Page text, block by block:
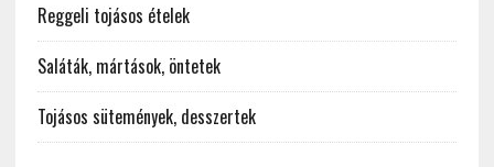
Reggeli tojásos ételek
Saláták, mártások, öntetek
Tojásos sütemények, desszertek